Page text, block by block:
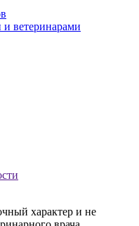
ветеринарами
характер и не